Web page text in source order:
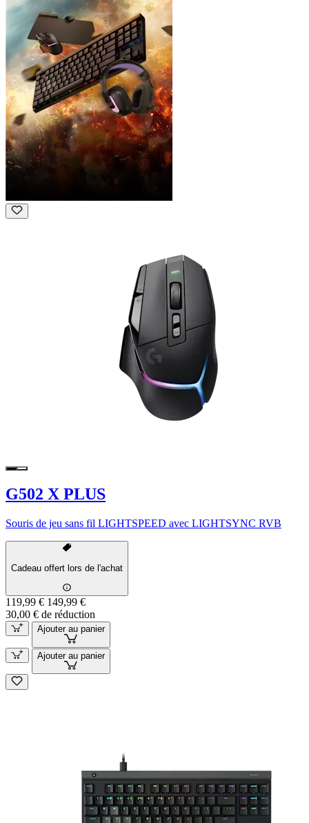
G502 X PLUS
Souris de jeu sans fil LIGHTSPEED avec LIGHTSYNC RVB
Cadeau offert lors de l'achat
119,99 € 149,99 €
30,00 € de réduction
Ajouter au panier
Ajouter au panier